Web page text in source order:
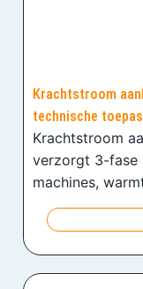
Krachtstroom
technische
Krachtstroom
verzorgt 3-fase
machines,